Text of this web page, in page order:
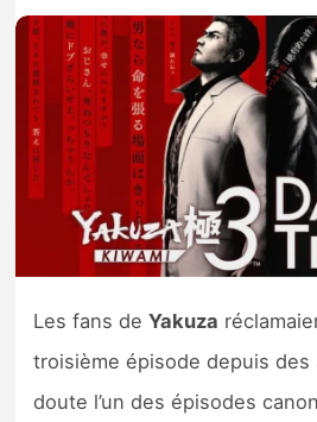
Chiffres de ventes
Rumeurs
Nintendo Direct
Tests et previews
Tests de jeux
Tests d’accessoires
Les fans deYakuza
troisième épisode depuis des
doute l’un des épisodes